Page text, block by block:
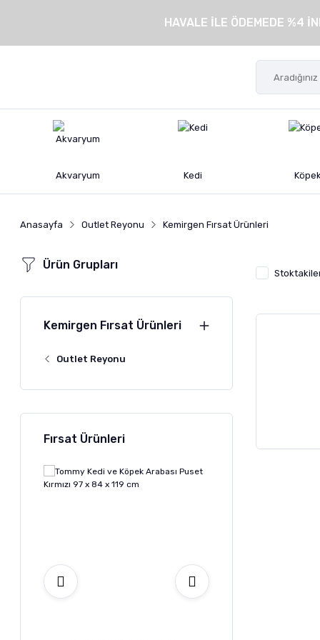
HAVALE İLE ÖDEMEDE %4
Akvaryum Kedi
Anasayfa Outlet Reyonu Kemirgen Fırsat Ürünleri
Ürün Grupları
Kemirgen Fırsat Ürünleri
Outlet Reyonu
Fırsat Ürünleri